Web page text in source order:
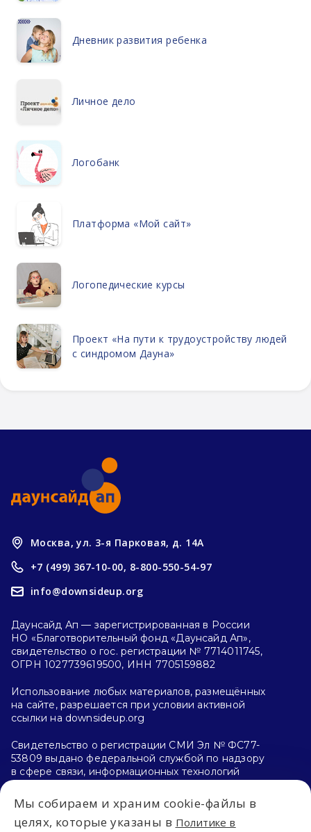
Дневник развития ребенка
Личное дело
Логобанк
Платформа «Мой сайт»
Логопедические курсы
Проект «На пути к трудоустройству людей
с синдромом Дауна»
Москва, ул. 3-я Парковая, д. 14А
+7 (499) 367-10-00, 8-800-550-54-97
info@downsideup.org
Даунсайд Ап — зарегистрированная в России
НО «Благотворительный фонд «Даунсайд Ап»,
свидетельство о гос. регистрации № 7714011745,
ОГРН 1027739619500, ИНН 7705159882
Использование любых материалов, размещённых
на сайте, разрешается при условии активной
ссылки на downsideup.org
Свидетельство о регистрации СМИ Эл № ФС77-
53809 выдано федеральной службой по надзору
в сфере связи, информационных технологий
и массовых коммуникаций (Роскомнадзор)
26.04.2013 г.
Политика конфиденциальности
Мы собираем и храним cookie-файлы в
целях, которые указаны в Политике в